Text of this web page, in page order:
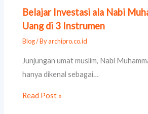
Belajar Investasi ala Nabi
Uang di 3 Instrumen
Blog/ Byarchipro.co.id
Junjungan umat muslim, Nabi
hanya dikenal sebagai…
Read Post »